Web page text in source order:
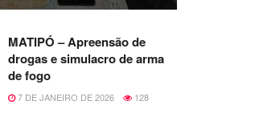
MATIPÓ – Apreensão de
drogas e simulacro de arma
de fogo
7 DE JANEIRO DE 2026 128